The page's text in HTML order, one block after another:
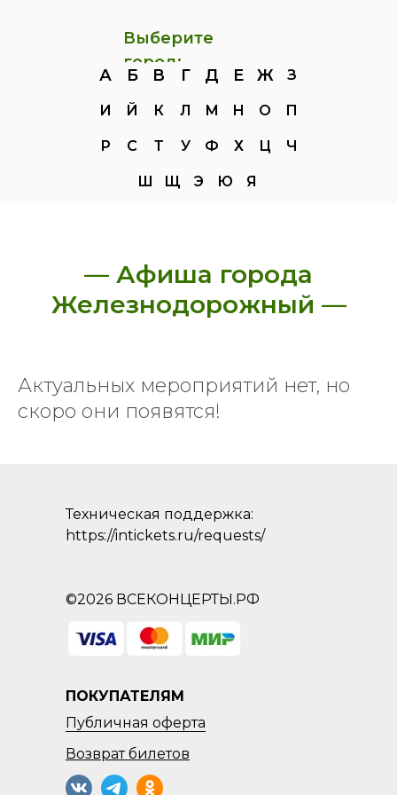
Выберите
город:
А Б В Г Д Е Ж З
И Й К Л М Н О П
Р С Т У Ф Х Ц Ч
Щ
Ш Э Ю Я
— Афиша города
Железнодорожный —
Актуальных мероприятий нет, но
скоро они появятся!
Техническая поддержка:
https://intickets.ru/requests/
©2026 ВСЕКОНЦЕРТЫ.РФ
ПОКУПАТЕЛЯМ
Публичная оферта
Возвратбилетов